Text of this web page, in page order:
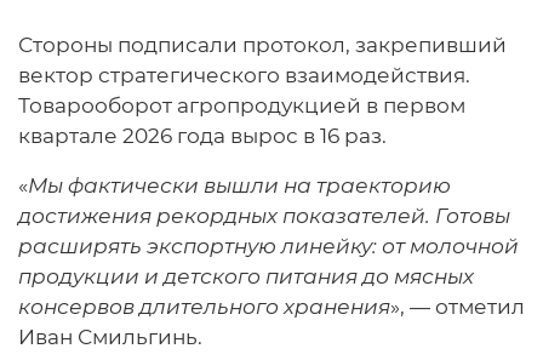
Стороны подписали протокол, закрепивший
вектор стратегического взаимодействия.
Товарооборот агропродукцией в первом
квартале 2026 года вырос в 16 раз.
«Мы фактически вышли на траекторию
достижения рекордных показателей. Готовы
расширять экспортную линейку: от молочной
продукции и детского питания до мясных
консервов длительного хранения», — отметил
Иван Смильгинь.